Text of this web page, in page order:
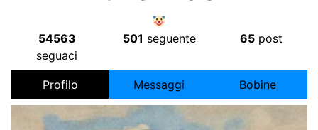
54563
seguaci
501 seguente 65 post
Profilo Messaggi Bobine